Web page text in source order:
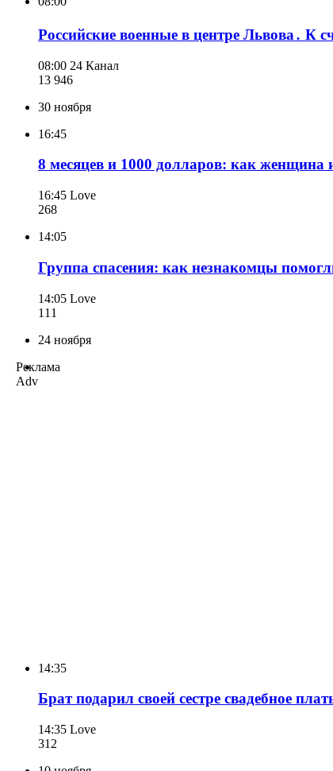
Российские военные в центре Львова․ К
08:00 24 Канал
13 946
30 ноября
16:45
8 месяцев и 1000 долларов: как женщина
16:45 Love
268
14:05
Группа спасения: как незнакомцы
14:05 Love
111
24 ноября
Реклама
Adv
14:35
Брат подарил своей сестре свадебное
14:35 Love
312